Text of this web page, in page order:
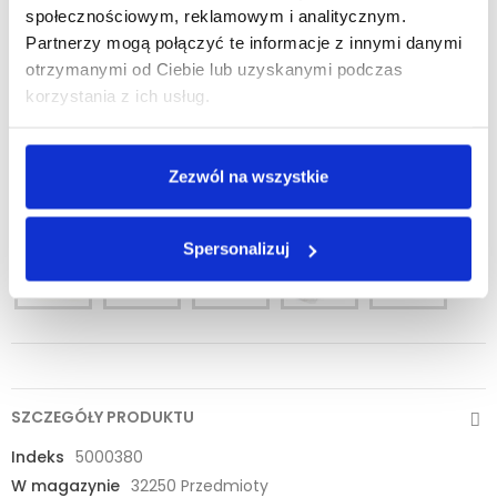
społecznościowym, reklamowym i analitycznym.
Partnerzy mogą połączyć te informacje z innymi danymi
otrzymanymi od Ciebie lub uzyskanymi podczas
korzystania z ich usług.
Zezwól na wszystkie
Spersonalizuj
DODAJ DO KOSZYKA
SZCZEGÓŁY PRODUKTU
Indeks 5000380
W magazynie 32250 Przedmioty